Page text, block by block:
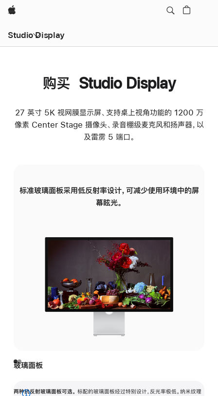
Apple
Studio Display
购买 Studio Display
27 英寸 5K 视网膜显示屏、支持桌上视角功能的 1200 万
像素 Center Stage 摄像头、录音棚级麦克风和扬声器，以
及雷雳 5 端口。
标准玻璃面板采用低反射率设计，可减少使用环境中的屏
幕眩光。
玻璃面板
两种抗反射玻璃面板可选。 标配的玻璃面板经过特别设计，反光率极低。纳米纹理